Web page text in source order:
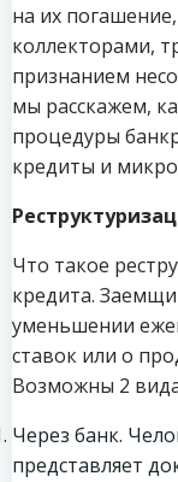
на их
коллекторами,
признанием
мы расскажем,
процедуры
кредиты и
Что такое
кредита.
уменьшении
ставок или о
Возможны 2
Через банк.
представляет